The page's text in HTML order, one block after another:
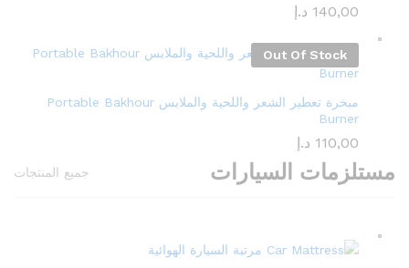
140,00 د.إ
Out Of Stock
مبخرة تعطير الشعر واللحية والملابس Portable Bakhour
Burner
110,00 د.إ
مستلزمات السيارات جميع المنتجات